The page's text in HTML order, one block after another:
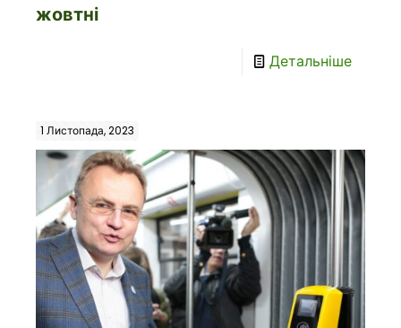
жовтні
Детальніше
1 Листопада, 2023